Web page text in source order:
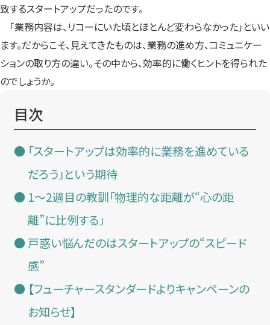
致するスタートアップだったのです。
「業務内容は、リコーにいた頃とほとんど変わらなかった」といい
ます。だからこそ、見えてきたものは、業務の進め方、コミュニケー
ションの取り方の違い。その中から、効率的に働くヒントを得られた
のでしょうか。
目次
「スタートアップは効率的に業務を進めている
だろう」という期待
1～2週目の教訓「物理的な距離が“心の距
離”に比例する」
戸惑い悩んだのはスタートアップの“スピード
感”
【フューチャースタンダードよりキャンペーンの
お知らせ】